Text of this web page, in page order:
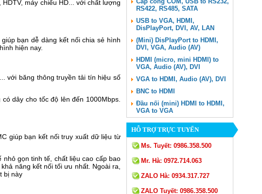
máy chiếu HD... với chất lượng
bạn dễ dàng kết nối chia sẻ hình
hiện nay.
với băng thông truyền tải tín hiệu số
dây cho tốc độ lên đến 1000Mbps.
giúp bạn kết nối truy xuất dữ liệu từ
gọn tinh tế, chất liệu cao cấp bao
năng kết nối tối ưu nhất. Ngoài ra,
bị này
RS422, RS485, SATA
USB to VGA, HDMI,
DisPlayPort, DVI, AV, LAN
(Mini) DisPlayPort to HDMI,
DVI, VGA, Audio (AV)
HDMI (micro, mini HDMI) to
VGA, Audio (AV), DVI
VGA to HDMI, Audio (AV), DVI
BNC to HDMI
Đầu nối (mini) HDMI to HDMI,
VGA to VGA
HỖ TRỢ TRỰC TUYẾN
Ms. Tuyết: 0986.358.500
Mr. Hà: 0972.714.063
ZALO Hà: 0934.317.727
ZALO Tuyết: 0986.358.500